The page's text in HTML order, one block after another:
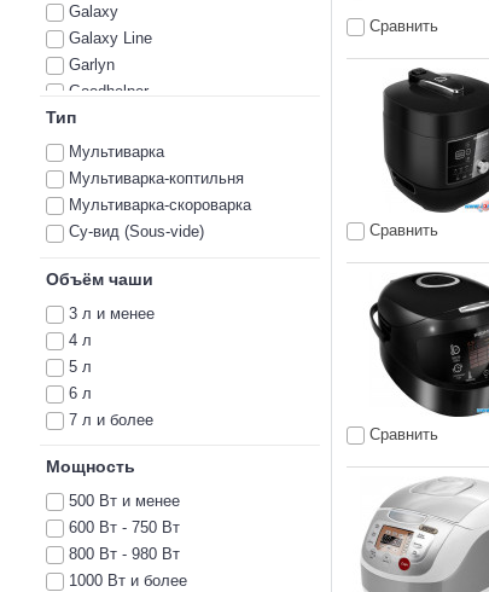
Galaxy
Galaxy Line
Garlyn
Goodhelper
Holt
JVC
Kitfort
MAUNFELD
Midea
Mystery
Normann
Optima
Pioneer
Polaris
ProfiCook
Scarlett
Sencor
Steba
Supra
Tefal
Тип
Мультиварка
Мультиварка-коптильня
Мультиварка-скороварка
Су-вид (Sous-vide)
Объём чаши
3 л и менее
4 л
5 л
6 л
7 л и более
Мощность
500 Вт и менее
600 Вт - 750 Вт
800 Вт - 980 Вт
1000 Вт и более
Сравнить
Сравнить
Сравнить